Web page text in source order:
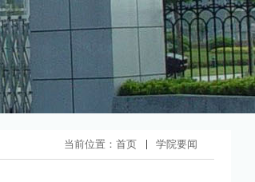
研究生招生
应知应会
优秀校友
当前位置： 首页 学院要闻